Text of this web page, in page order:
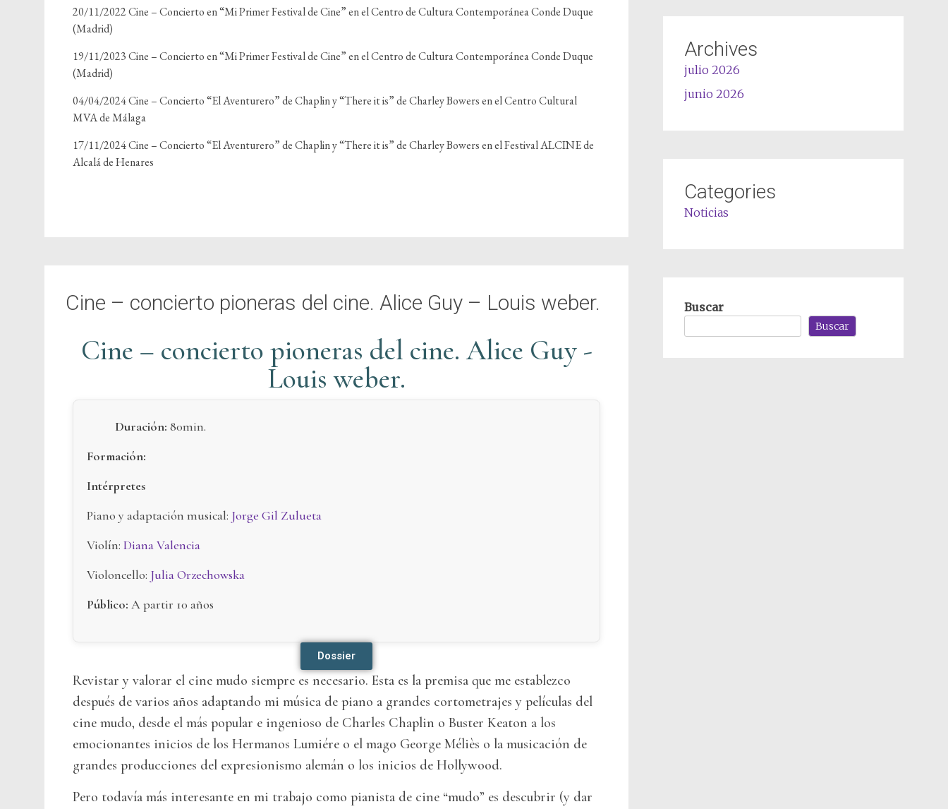
20/11/2022 Cine – Concierto en “Mi Primer Festival de Cine” en el Centro de Cultura Contemporánea Conde Duque
(Madrid)
19/11/2023 Cine – Concierto en “Mi Primer Festival de Cine” en el Centro de Cultura Contemporánea Conde Duque
(Madrid)
04/04/2024 Cine – Concierto “El Aventurero” de Chaplin y “There it is” de Charley Bowers en el Centro Cultural
MVA de Málaga
17/11/2024 Cine – Concierto “El Aventurero” de Chaplin y “There it is” de Charley Bowers en el Festival ALCINE de
Alcalá de Henares
Cine – concierto pioneras del cine. Alice Guy – Louis weber.
Cine – concierto pioneras del cine. Alice Guy -
Louis weber.
Duración: 80min.
Formación:
Intérpretes
Piano y adaptación musical: Jorge Gil Zulueta
Violín: Diana Valencia
Violoncello: Julia Orzechowska
Público: A partir 10 años
Dossier
Revistar y valorar el cine mudo siempre es necesario. Esta es la premisa que me establezco
después de varios años adaptando mi música de piano a grandes cortometrajes y películas del
cine mudo, desde el más popular e ingenioso de Charles Chaplin o Buster Keaton a los
emocionantes inicios de los Hermanos Lumiére o el mago George Méliès o la musicación de
grandes producciones del expresionismo alemán o los inicios de Hollywood.
Pero todavía más interesante en mi trabajo como pianista de cine “mudo” es descubrir (y dar
Archives
julio 2026
junio 2026
Categories
Noticias
Buscar
Buscar